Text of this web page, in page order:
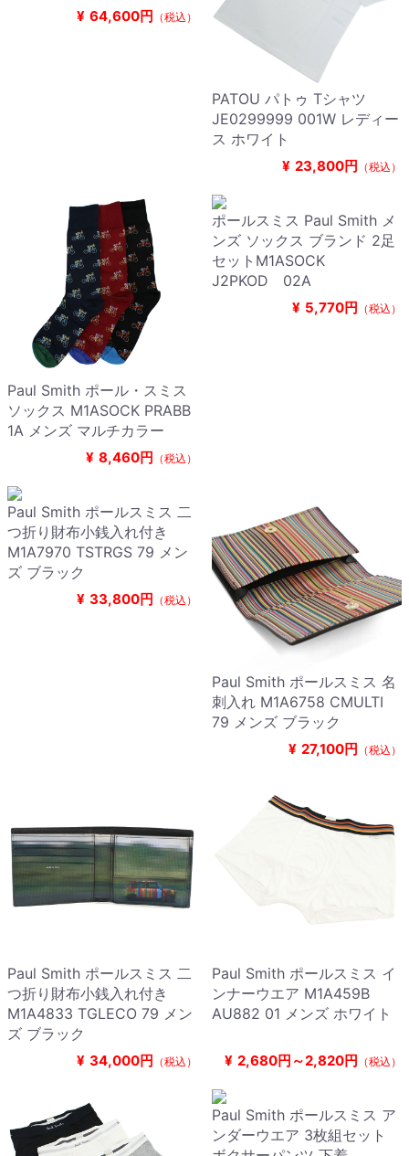
¥ 64,600円 （税込）
PATOU パトゥ Tシャツ
JE0299999 001W レディー
ス ホワイト
¥ 23,800円 （税込）
Paul Smith ポール・スミス
ソックス M1ASOCK PRABB
1A メンズ マルチカラー
¥ 8,460円 （税込）
ポールスミス Paul Smith メ
ンズ ソックス ブランド 2足
セットM1ASOCK
J2PKOD 02A
¥ 5,770円 （税込）
Paul Smith ポールスミス 二
つ折り財布小銭入れ付き
M1A7970 TSTRGS 79 メン
ズ ブラック
¥ 33,800円 （税込）
Paul Smith ポールスミス 名
刺入れ M1A6758 CMULTI
79 メンズ ブラック
¥ 27,100円 （税込）
Paul Smith ポールスミス 二
つ折り財布小銭入れ付き
M1A4833 TGLECO 79 メン
ズ ブラック
¥ 34,000円 （税込）
Paul Smith ポールスミス イ
ンナーウエア M1A459B
AU882 01 メンズ ホワイト
¥ 2,680円～2,820円 （税込）
Paul Smith ポールスミス ア
ンダーウエア 3枚組セット